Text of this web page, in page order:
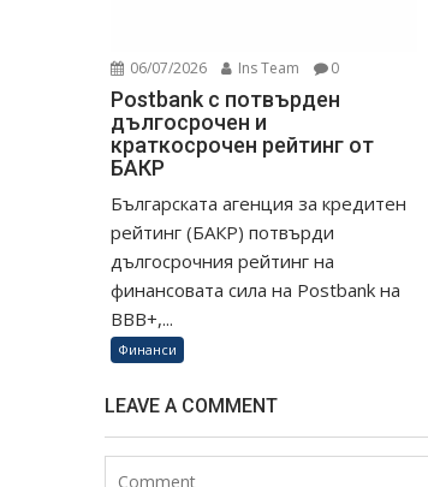
06/07/2026 Ins Team 0
Postbank с потвърден
дългосрочен и
краткосрочен рейтинг от
БАКР
Българската агенция за кредитен
рейтинг (БАКР) потвърди
дългосрочния рейтинг на
финансовата сила на Postbank на
BBB+,...
Финанси
LEAVE A COMMENT